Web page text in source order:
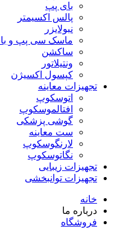
بای پپ
پالس اکسیمتر
نبولایزر
ماسک سی پپ و
ساکشن
ونتیلاتور
کپسول اکسیژن
تجهیزات معاینه
اتوسکوپ
افتالموسکوپ
گوشی پزشکی
ست معاینه
لارنگوسکوپ
نگاتوسکوپ
تجهیزات زیبایی
تجهیزات توانبخشی
خانه
درباره ما
فروشگاه